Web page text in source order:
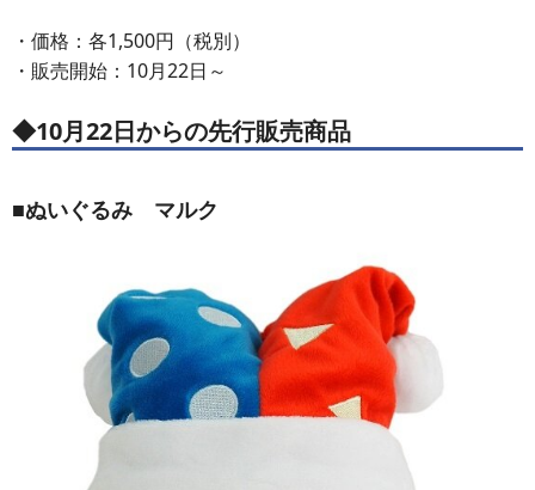
・価格：各1,500円（税別）
・販売開始：10月22日～
◆10月22日からの先行販売商品
■ぬいぐるみ マルク